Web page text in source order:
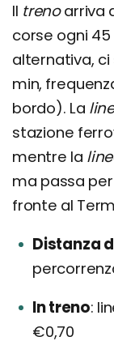
Il trenoarriva
corse ogni
alternativa, ci
min,
bordo). La
stazione
mentre la
ma passa per
fronte al
Distanza
In treno
€0,70